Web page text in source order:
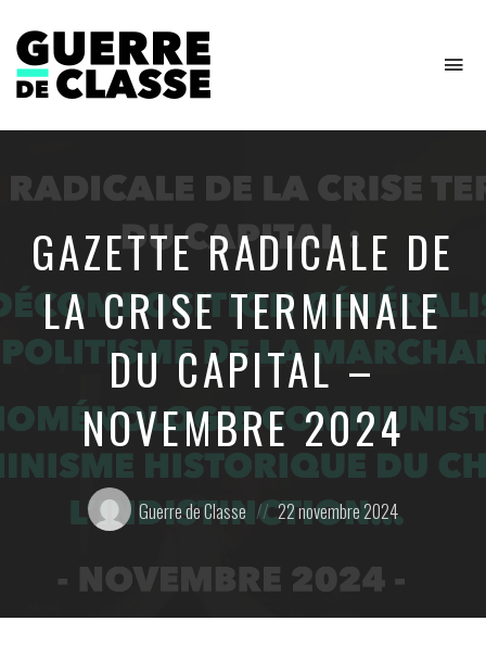
de
politique
GAZETTE RADICALE DE
LA CRISE TERMINALE
DU CAPITAL –
NOVEMBRE 2024
Posté
par:
Guerre de Classe
Posted
on
22 novembre 2024